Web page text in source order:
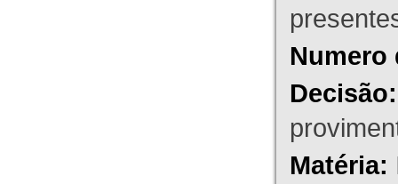
Numero
Decisão:
Matéria: